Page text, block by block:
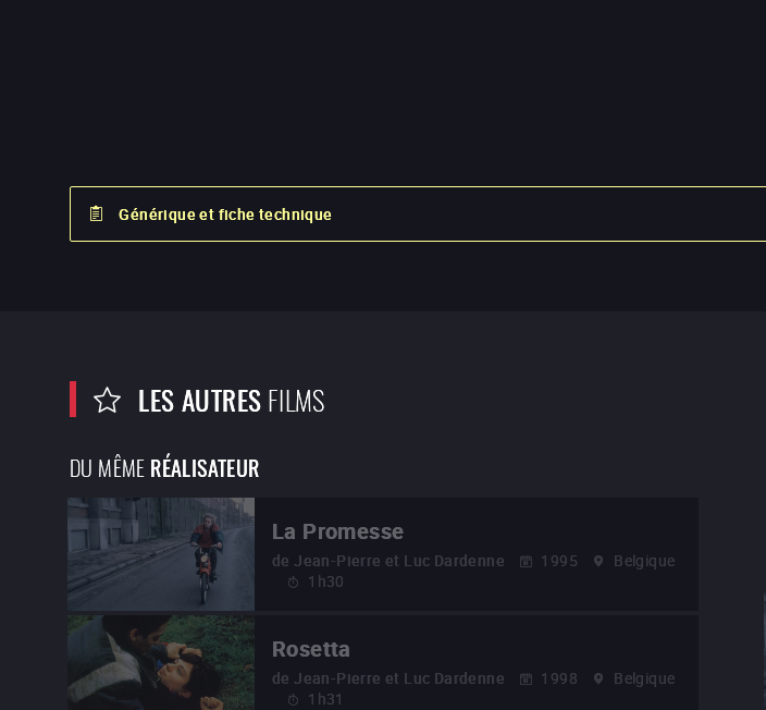
Générique et fiche technique
LES AUTRESFILMS
DU MÊMERÉALISATEUR
La Promesse
de Jean-Pierre et Luc Dardenne 1995
Belgique
1h30
Rosetta
de Jean-Pierre et Luc Dardenne 1998
Belgique
1h31